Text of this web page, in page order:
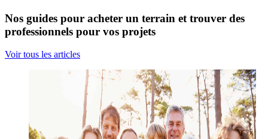
Nos guides pour acheter un terrain et trouver des
professionnels pour vos projets
Voir tous les articles